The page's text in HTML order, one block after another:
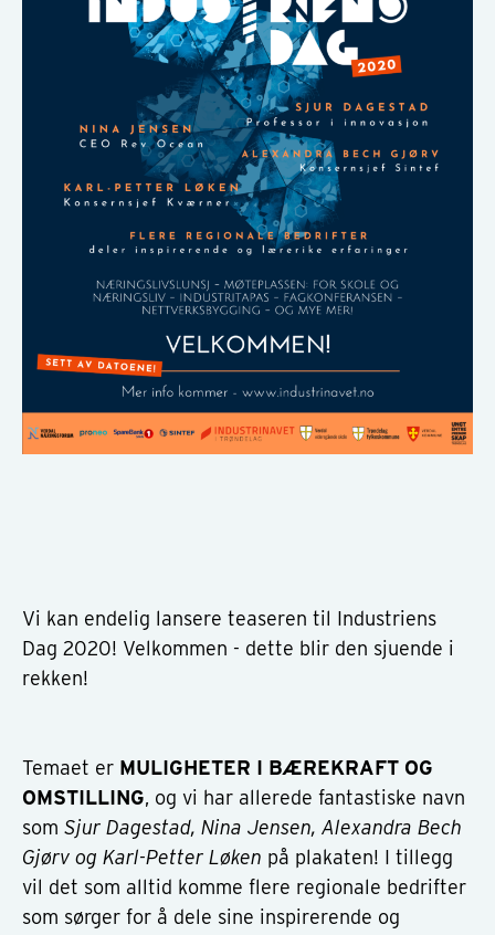
Vi kan endelig lansere teaseren til Industriens
Dag 2020! Velkommen - dette blir den sjuende i
rekken!
Temaet er MULIGHETER I BÆREKRAFT OG
OMSTILLING, og vi har allerede fantastiske navn
som Sjur Dagestad, Nina Jensen, Alexandra Bech
Gjørv og Karl-Petter Løken på plakaten! I tillegg
vil det som alltid komme flere regionale bedrifter
som sørger for å dele sine inspirerende og